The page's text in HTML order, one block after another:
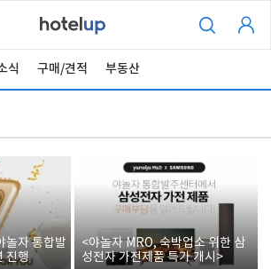
식 구매/견적 부동산
놀자 통합발
진행
<야놀자 MRO, 숙박업소 위한 삼
성전자 가전제품 특가 개시>